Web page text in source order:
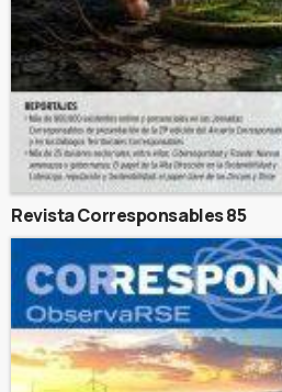
Revista Corresponsables 85